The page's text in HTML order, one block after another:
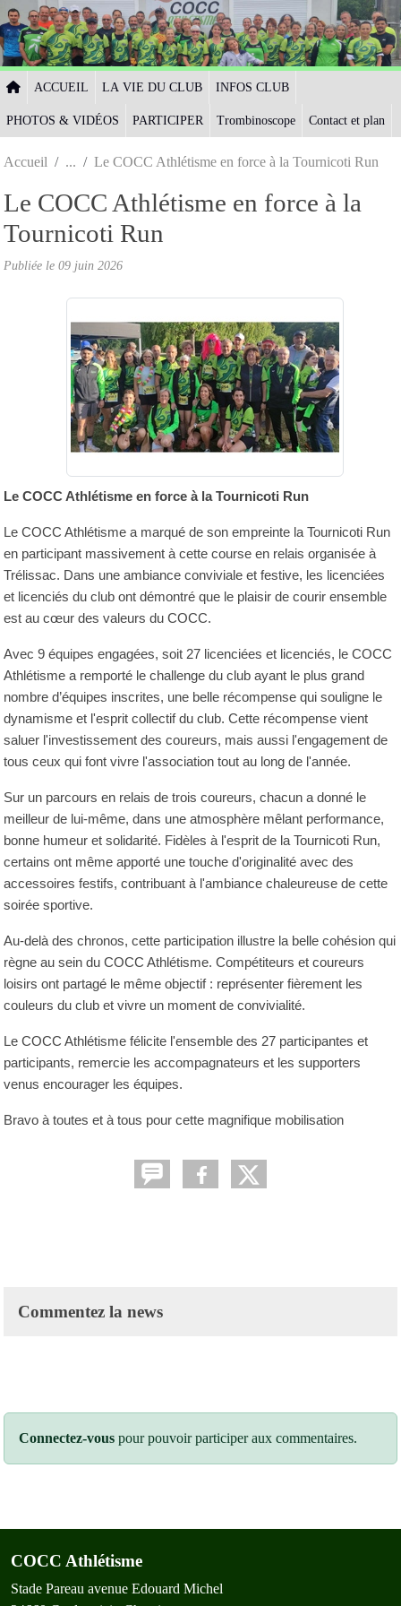
ACCUEIL LA VIE DU CLUB INFOS CLUB
PHOTOS & VIDÉOS PARTICIPER Trombinoscope Contact et plan
Accueil Le COCC Athlétisme en force à la Tournicoti Run
Le COCC Athlétisme en force à la
Tournicoti Run
Publiée le 09 juin 2026
Le COCC Athlétisme en force à la Tournicoti Run
Le COCC Athlétisme a marqué de son empreinte la Tournicoti Run
en participant massivement à cette course en relais organisée à
Trélissac. Dans une ambiance conviviale et festive, les licenciées
et licenciés du club ont démontré que le plaisir de courir ensemble
est au cœur des valeurs du COCC.
Avec 9 équipes engagées, soit 27 licenciées et licenciés, le COCC
Athlétisme a remporté le challenge du club ayant le plus grand
nombre d’équipes inscrites, une belle récompense qui souligne le
dynamisme et l'esprit collectif du club. Cette récompense vient
saluer l'investissement des coureurs, mais aussi l'engagement de
tous ceux qui font vivre l'association tout au long de l'année.
Sur un parcours en relais de trois coureurs, chacun a donné le
meilleur de lui-même, dans une atmosphère mêlant performance,
bonne humeur et solidarité. Fidèles à l'esprit de la Tournicoti Run,
certains ont même apporté une touche d'originalité avec des
accessoires festifs, contribuant à l'ambiance chaleureuse de cette
soirée sportive.
Au-delà des chronos, cette participation illustre la belle cohésion qui
règne au sein du COCC Athlétisme. Compétiteurs et coureurs
loisirs ont partagé le même objectif : représenter fièrement les
couleurs du club et vivre un moment de convivialité.
Le COCC Athlétisme félicite l'ensemble des 27 participantes et
participants, remercie les accompagnateurs et les supporters
venus encourager les équipes.
Bravo à toutes et à tous pour cette magnifique mobilisation
Commentez la news
Connectez-vous pour pouvoir participer aux commentaires.
COCC Athlétisme
Stade Pareau avenue Edouard Michel
Panneau de gestion des cookies